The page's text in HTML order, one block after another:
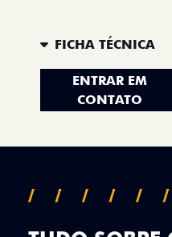
FICHA TÉCNICA
ENTRAR EM
CONTATO